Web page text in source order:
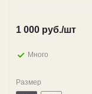
1 000 руб./шт
Много
Размер